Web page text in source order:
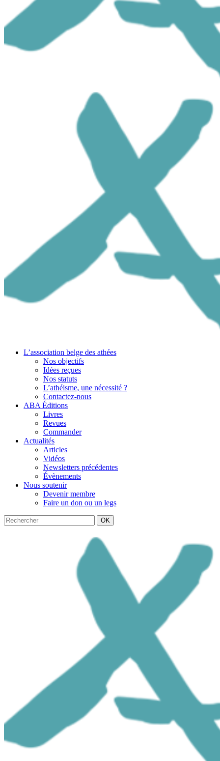
L’association belge des athées
Nos objectifs
Idées reçues
Nos statuts
L’athéisme, une nécessité ?
Contactez-nous
ABA Éditions
Livres
Revues
Commander
Actualités
Articles
Vidéos
Newsletters précédentes
Évènements
Nous soutenir
Devenir membre
Faire un don ou un legs
OK